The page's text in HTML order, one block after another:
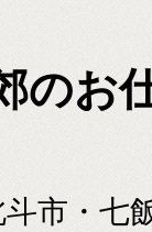
のお
市・七